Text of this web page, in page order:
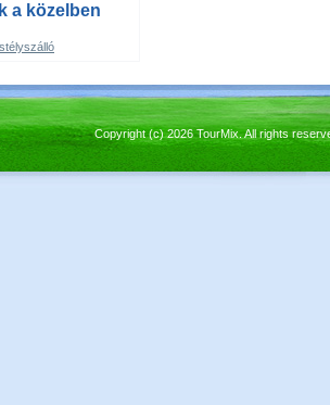
a közelben
Copyright (c) 2026 TourMix. All rights